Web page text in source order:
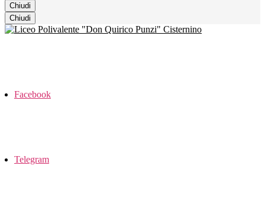
Chiudi
Chiudi
Facebook
Telegram